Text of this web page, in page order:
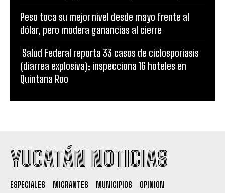
Peso toca su mejor nivel desde mayo frente al
dólar, pero modera ganancias al cierre
Salud Federal reporta 33 casos de ciclosporiasis
(diarrea explosiva); inspecciona 16 hoteles en
Quintana Roo
YUCATÁN NOTICIAS
ESPECIALES MIGRANTES MUNICIPIOS
OPINION